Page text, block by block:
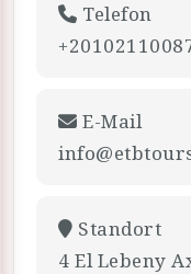
Telefon
E-Mail
Standort
4 El Lebeny